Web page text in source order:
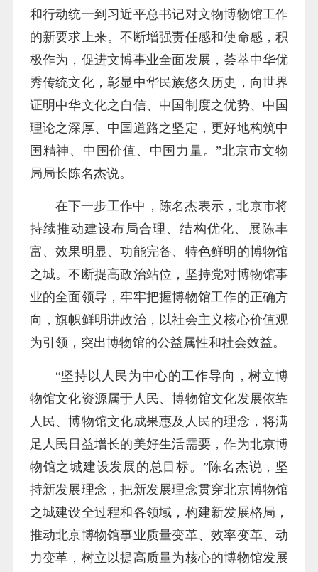
和行动统一到习近平总书记对文物博物馆工作
的新要求上来。不断增强责任感和使命感，积
极作为，促进文博事业全面发展，荟萃中华优
秀传统文化，彰显中华民族悠久历史，向世界
证明中华文化之自信、中国制度之优势、中国
理论之深厚、中国道路之坚定，更好地构筑中
国精神、中国价值、中国力量。”北京市文物
局局长陈名杰说。
在下一步工作中，陈名杰表示，北京市将
持续推动建设布局合理、结构优化、展陈丰
富、效果明显、功能完备、特色鲜明的博物馆
之城。不断提高政治站位，坚持党对博物馆事
业的全面领导，牢牢把握博物馆工作的正确方
向，旗帜鲜明讲政治，以社会主义核心价值观
为引领，突出博物馆的公益属性和社会效益。
“坚持以人民为中心的工作导向，树立博
物馆文化资源属于人民、博物馆文化发展依靠
人民、博物馆文化成果惠及人民的理念，将满
足人民日益增长的美好生活需要，作为北京博
物馆之城建设发展的总目标。”陈名杰说，坚
持新发展理念，把新发展理念贯穿北京博物馆
之城建设全过程和各领域，构建新发展格局，
推动北京博物馆事业质量变革、效率变革、动
力变革，树立以提高质量为核心的博物馆发展